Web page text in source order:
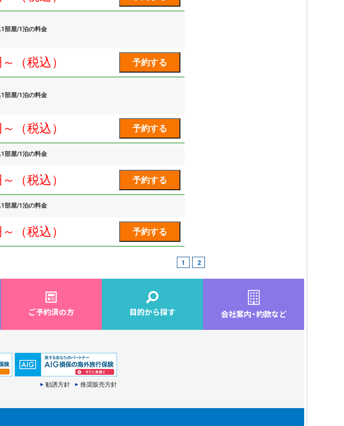
部屋/1泊の料金
（税込）
部屋/1泊の料金
（税込）
部屋/1泊の料金
（税込）
部屋/1泊の料金
（税込）
1 2
ご予約済の方 目的から探す 会社案内・約款など
勧誘方針 推奨販売方針